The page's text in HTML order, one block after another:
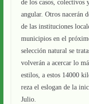
de los casos, colectivos
angular. Otros nacerán
de las instituciones
municipios en el
selección natural se
volverán a acercar lo
estilos, a estos 14000
reza el eslogan de la
Julio.